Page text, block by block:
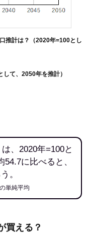
推計は？（2020年=100とし
て、2050年を推計）
、2020年=100と
に比べると、
。
単純平均
買える？